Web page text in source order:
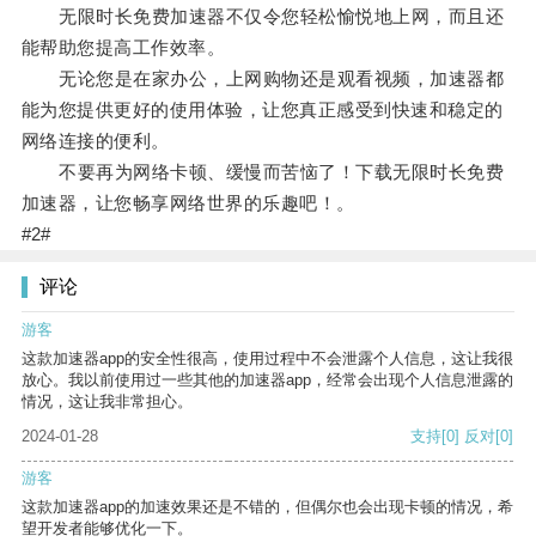
无限时长免费加速器不仅令您轻松愉悦地上网，而且还
能帮助您提高工作效率。
无论您是在家办公，上网购物还是观看视频，加速器都
能为您提供更好的使用体验，让您真正感受到快速和稳定的
网络连接的便利。
不要再为网络卡顿、缓慢而苦恼了！下载无限时长免费
加速器，让您畅享网络世界的乐趣吧！。
#2#
评论
游客
这款加速器app的安全性很高，使用过程中不会泄露个人信息，这让我很
放心。我以前使用过一些其他的加速器app，经常会出现个人信息泄露的
情况，这让我非常担心。
2024-01-28
支持[0] 反对[0]
游客
这款加速器app的加速效果还是不错的，但偶尔也会出现卡顿的情况，希
望开发者能够优化一下。